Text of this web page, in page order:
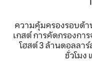
ความคุ้มครองรอบด้
เกสต์ การคัดกรองกา
โฮสต์ 3 ล้านดอลลา
ชั่วโมง